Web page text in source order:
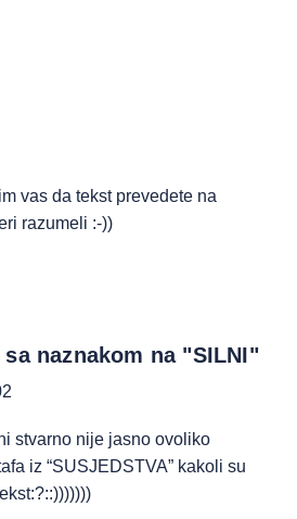
vas da tekst prevedete na
razumeli :-))
sa naznakom na "SILNI"
stvarno nije jasno ovoliko
iz “SUSJEDSTVA” kakoli su